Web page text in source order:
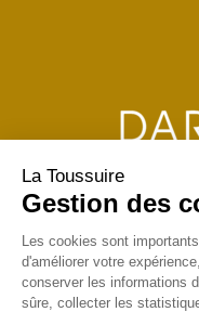
La Toussuire
Gestion des
Les cookies sont
d'améliorer votre
conserver les informations
sûre, collecter les